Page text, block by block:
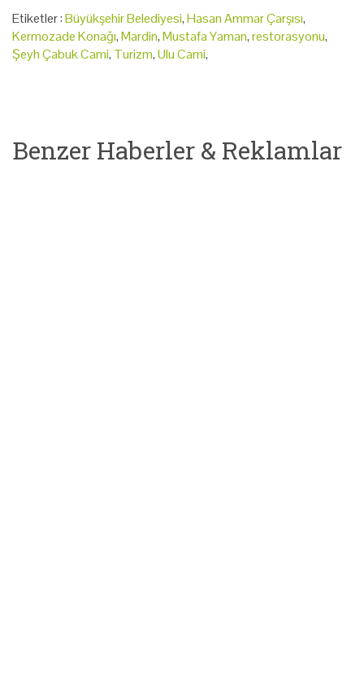
Etiketler :Büyükşehir Belediyesi,Hasan Ammar Çarşısı,
Kermozade Konağı,Mardin,Mustafa Yaman,restorasyonu,
Şeyh Çabuk Cami, Turizm,Ulu Cami,
Benzer Haberler & Reklamlar